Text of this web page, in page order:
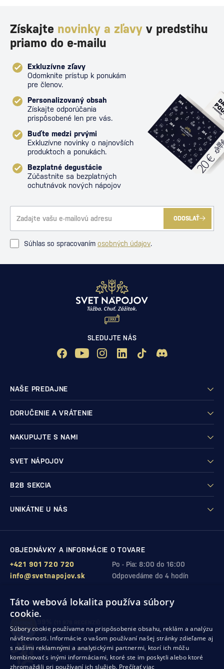
Získajte novinky a zľavy v predstihu
priamo do e-mailu
Exkluzívne zľavy
Odomknite prístup k ponukám
pre členov.
Personalizovaný obsah
Získajte odporúčania
prispôsobené len pre vás.
Buďte medzi prvými
Exkluzívne novinky o najnovších
produktoch a ponukách.
Bezplatné degustácie
Zúčastnite sa bezplatných
ochutnávok nových nápojov
ODOSLAŤ
Súhlas so spracovaním osobných údajov.
SLEDUJTE NÁS
NAŠE PREDAJNE
DORUČENIE A VRÁTENIE
NAKUPUJTE S NAMI
SVET NÁPOJOV
B2B SEKCIA
UNIKÁTNE U NÁS
OBJEDNÁVKY A INFORMÁCIE O TOVARE
Po - Pia: 8:00 do 16:00
+421 901 720 720
Odpovedáme do 4 hodín
info@svetnapojov.sk
ZÁRUKA KVALITY A VAŠEJ SPOKOJNOSTI
zákazníkov odporúča nákup v našom obchode
SHOP ROKU 2024
10. rok po sebesme získali ocenenie od Heureka
Táto webová lokalita používa súbory
cookie.
Súbory cookie používame na prispôsobenie obsahu, reklám a analýzu
návštevnosti. Informácie o vašom používaní našej stránky zdieľame aj
s našimi reklamnými a analytickými partnermi, ktorí ich môžu
kombinovať s inými informáciami, ktoré ste im poskytli alebo ktoré
zhromaždili pri používaní ich služieb. Prečítať viac